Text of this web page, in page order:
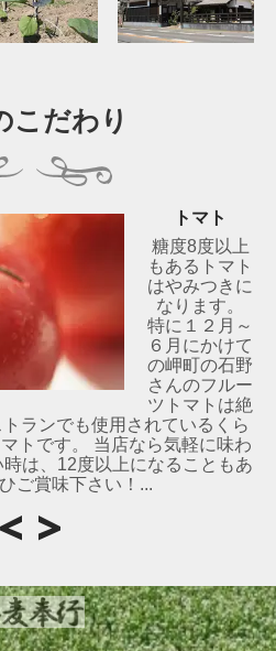
こだわり
トマト
糖度8度以上
もあるトマト
はやみつきに
なります。
特に１２月～
６月にかけて
の岬町の石野
さんのフルー
ツトマトは絶
ランでも使用されているくら
トです。 当店なら気軽に味わ
は、12度以上になることもあ
ご賞味下さい！...